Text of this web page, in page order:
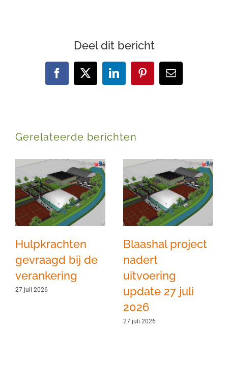
Deel dit bericht
Facebook
X LinkedInPinterest
E-
mail
Gerelateerde berichten
Hulpkrachten
gevraagd bij de
verankering
27 juli 2026
Blaashal project
nadert
uitvoering
update 27 juli
2026
27 juli 2026